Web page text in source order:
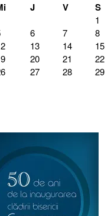
J V S
1
6 7 8
13 14 15
20 21 22
27 28 29